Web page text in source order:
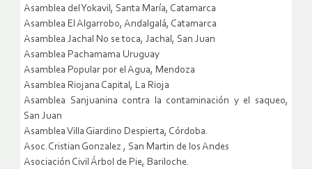
Asamblea del Yokavil, Santa María, Catamarca
Asamblea El Algarrobo, Andalgalá, Catamarca
Asamblea Jachal No se toca, Jachal, San Juan
Asamblea Pachamama Uruguay
Asamblea Popular por el Agua, Mendoza
Asamblea Riojana Capital, La Rioja
Asamblea Sanjuanina contra la contaminación y el saqueo,
San Juan
Asamblea Villa Giardino Despierta, Córdoba.
Asoc.Cristian Gonzalez , San Martin de los Andes
Asociación Civil Árbol de Pie, Bariloche.